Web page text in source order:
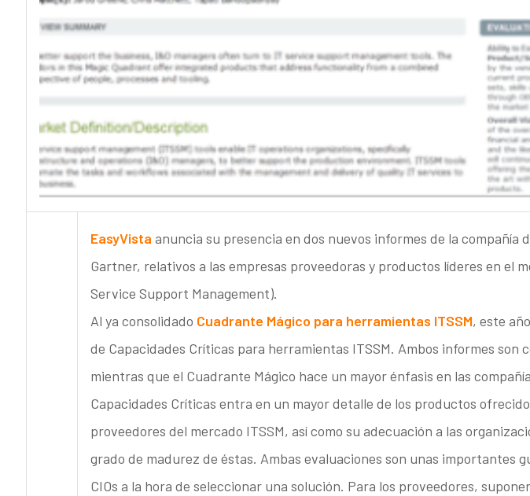
EasyVista anuncia su presencia en dos nuevos informes de la compañía
Gartner, relativos a las empresas proveedoras y productos líderes en el
Service Support Management).
Al ya consolidado Cuadrante Mágico para herramientas ITSSM, este
de Capacidades Críticas para herramientas ITSSM. Ambos informes son
mientras que el Cuadrante Mágico hace un mayor énfasis en las
Capacidades Críticas entra en un mayor detalle de los productos
proveedores del mercado ITSSM, así como su adecuación a las
grado de madurez de éstas. Ambas evaluaciones son unas importantes
CIOs a la hora de seleccionar una solución. Para los proveedores,